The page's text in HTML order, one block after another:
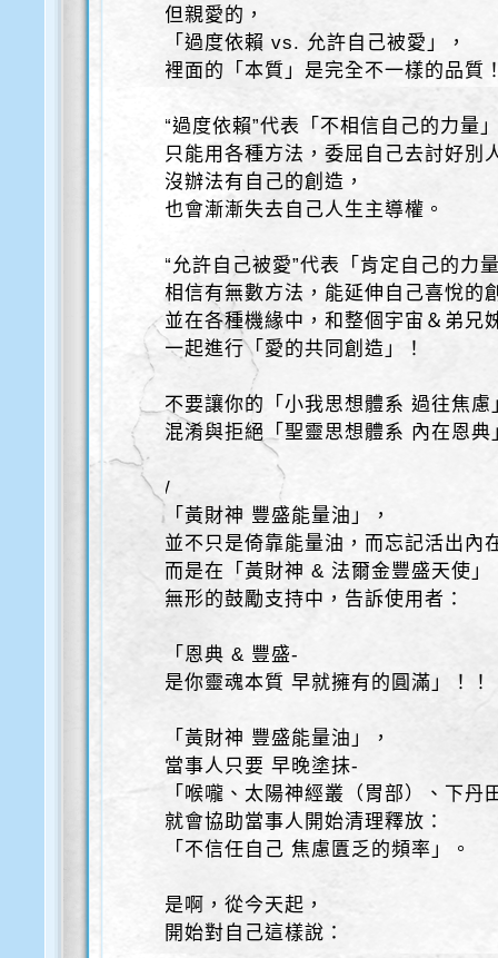
但親愛的，
「過度依賴 vs. 允許自己被愛」，
裡面的「本質」是完全不一樣的品質
“過度依賴”代表「不相信自己的力量
只能用各種方法，委屈自己去討好別
沒辦法有自己的創造，
也會漸漸失去自己人生主導權。
“允許自己被愛”代表「肯定自己的力
相信有無數方法，能延伸自己喜悅的
並在各種機緣中，和整個宇宙＆弟兄
一起進行「愛的共同創造」！
不要讓你的「小我思想體系 過往焦慮
混淆與拒絕「聖靈思想體系 內在恩典
/
「黃財神 豐盛能量油」，
並不只是倚靠能量油，而忘記活出內
而是在「黃財神 & 法爾金豐盛天使」
無形的鼓勵支持中，告訴使用者：
「恩典 & 豐盛-
是你靈魂本質 早就擁有的圓滿」！！
「黃財神 豐盛能量油」，
當事人只要 早晚塗抹-
「喉嚨、太陽神經叢（胃部）、下丹
就會協助當事人開始清理釋放：
「不信任自己 焦慮匱乏的頻率」。
是啊，從今天起，
開始對自己這樣說：